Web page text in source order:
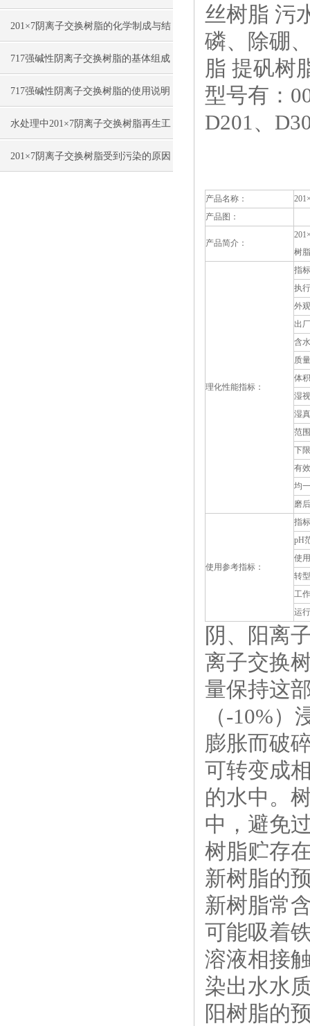
染预防与工艺分析
201×7阴离子交换树脂的化学制成与结
构
717强碱性阴离子交换树脂的基体组成
与转型
717强碱性阴离子交换树脂的使用说明
与离子交换容量
水处理中201×7阴离子交换树脂再生工
艺处理
201×7阴离子交换树脂受到污染的原因
丝树脂 污
磷、除硼
脂 提矾树
型号有：
D201、
产品名称：
产品图：
产品简介：
树
理化性能指标：
指
执
外
出
含
质
体
湿
湿
范
下
有
均
磨
使用参考指标：
指
pH
使
转
工
运
阴、阳离
离子交换
量保持这
（-10%
膨胀而破
可转变成
的水中。
中，避免
树脂贮存
新树脂的
新树脂常
可能吸着
溶液相接
染出水水
阳树脂的